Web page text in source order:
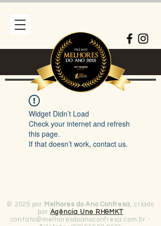
Widget Didn’t Load
Check your internet and refresh
this page.
If that doesn’t work, contact us.
© 2025 por Melhores do Ano Confresa, criado
por Agência Une RH&MKT
contato@melhoresdoanoconfresa.com.br -